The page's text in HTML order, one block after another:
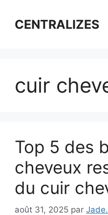
contenuCENTRALIZES
cuir
Top 5 des
cheveux
du cuir
août 31, 2025 par